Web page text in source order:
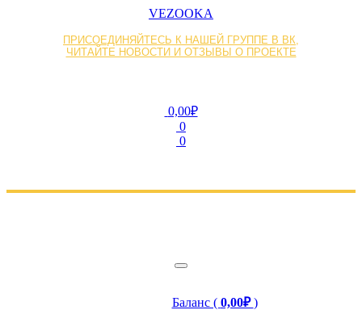
VEZOOKA
ПРИСОЕДИНЯЙТЕСЬ К НАШЕЙ ГРУППЕ В ВК,
ЧИТАЙТЕ НОВОСТИ И ОТЗЫВЫ О ПРОЕКТЕ
0,00₽
0
0
Баланс ( 0,00₽)